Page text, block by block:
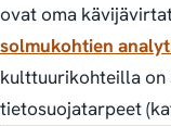
ovat oma
solmukohtien
kulttuurikohteilla on
tietosuojatarpeet